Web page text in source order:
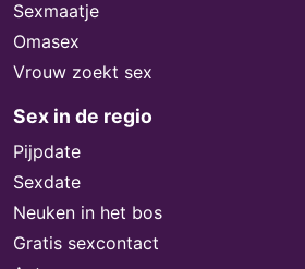
Sexmaatje
Omasex
Vrouw zoekt sex
Sex in de regio
Pijpdate
Sexdate
Neuken in het bos
Gratis sexcontact